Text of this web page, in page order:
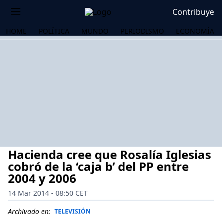
Contribuye
HOME POLÍTICA MUNDO PERIODISMO ECONOMÍA
Hacienda cree que Rosalía Iglesias
cobró de la ‘caja b’ del PP entre
2004 y 2006
14 Mar 2014 - 08:50 CET
Archivado en: TELEVISIÓN